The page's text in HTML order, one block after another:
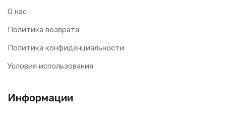
О нас
Политика возврата
Политика конфиденциальности
Условия использования
Информации